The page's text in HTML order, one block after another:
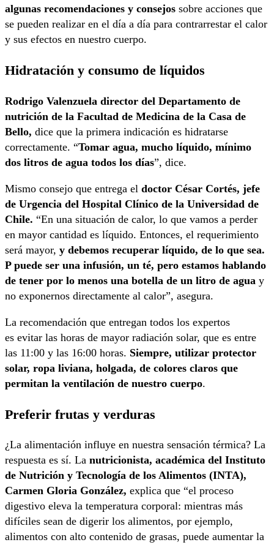
algunas recomendaciones y consejos sobre acciones que
se pueden realizar en el día a día para contrarrestar el calor
y sus efectos en nuestro cuerpo.
Hidratación y consumo de líquidos
Rodrigo Valenzuela director del Departamento de
nutrición de la Facultad de Medicina de la Casa de
Bello, dice que la primera indicación es hidratarse
correctamente. “Tomar agua, mucho líquido, mínimo
dos litros de agua todos los días”, dice.
Mismo consejo que entrega el doctor César Cortés, jefe
de Urgencia del Hospital Clínico de la Universidad de
Chile. “En una situación de calor, lo que vamos a perder
en mayor cantidad es líquido. Entonces, el requerimiento
será mayor, y debemos recuperar líquido, de lo que sea.
P puede ser una infusión, un té, pero estamos hablando
de tener por lo menos una botella de un litro de agua y
no exponernos directamente al calor”, asegura.
La recomendación que entregan todos los expertos
es evitar las horas de mayor radiación solar, que es entre
las 11:00 y las 16:00 horas. Siempre, utilizar protector
solar, ropa liviana, holgada, de colores claros que
permitan la ventilación de nuestro cuerpo.
Preferir frutas y verduras
¿La alimentación influye en nuestra sensación térmica? La
respuesta es sí. La nutricionista, académica del Instituto
de Nutrición y Tecnología de los Alimentos (INTA),
Carmen Gloria González, explica que “el proceso
digestivo eleva la temperatura corporal: mientras más
difíciles sean de digerir los alimentos, por ejemplo,
alimentos con alto contenido de grasas, puede aumentar la